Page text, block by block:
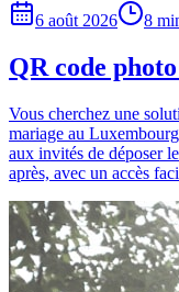
6 août 2026
8
QR code
Vous cherchez une
mariage au
aux invités de déposer
après, avec un accès